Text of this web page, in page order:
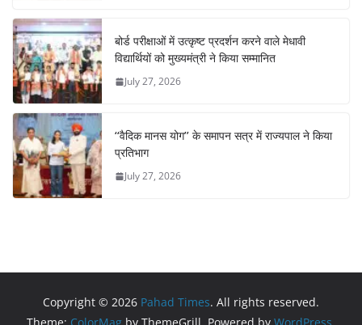
बोर्ड परीक्षाओं में उत्कृष्ट प्रदर्शन करने वाले मेधावी
विद्यार्थियों को मुख्यमंत्री ने किया सम्मानित
July 27, 2026
‘‘वैदिक मानस योग’’ के समापन सत्र में राज्यपाल ने किया
प्रतिभाग
July 27, 2026
Copyright © 2026 Pahad Times. All rights reserved.